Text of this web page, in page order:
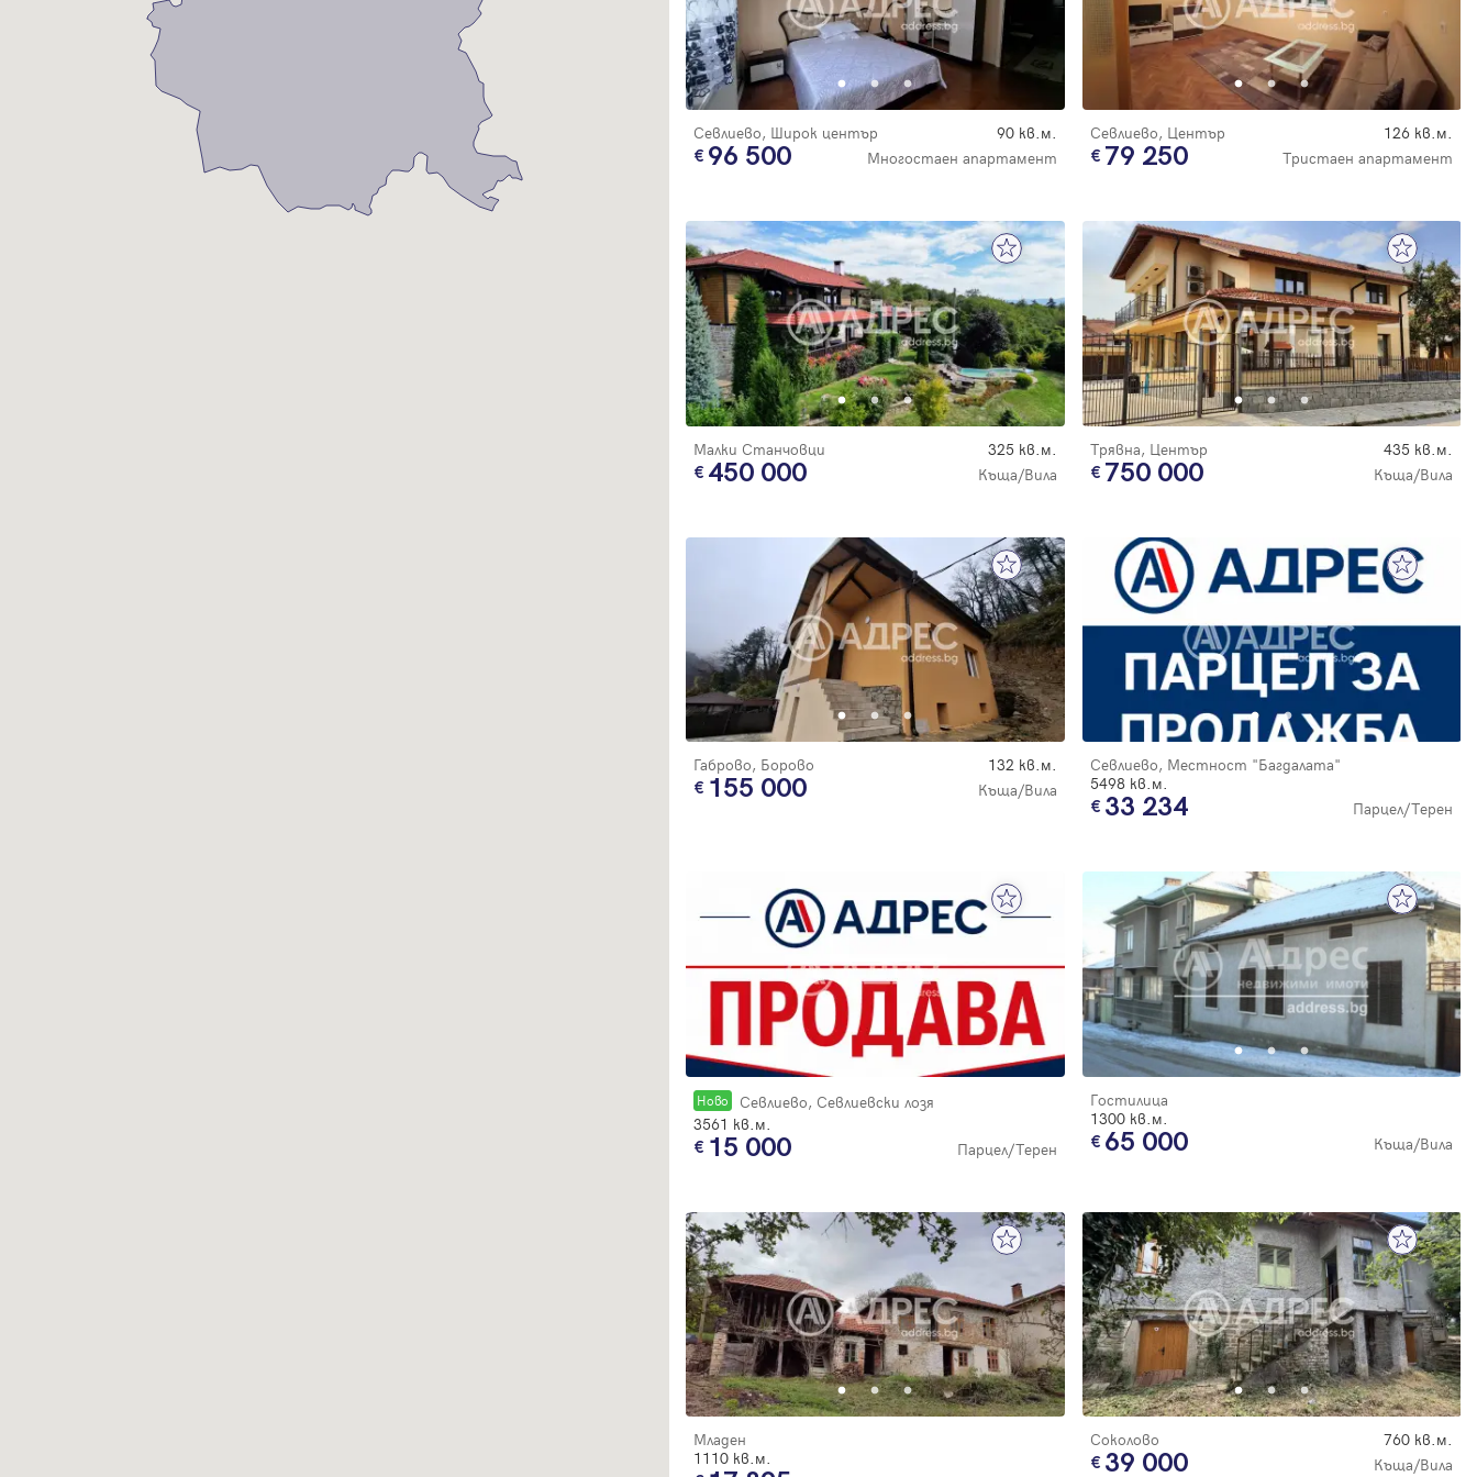
Севлиево, Широк център 90 кв.м.
96 500 Многостаен апартамент
Севлиево, Център 126 кв.м.
79 250 Тристаен апартамент
Малки Станчовци 325 кв.м.
450 000 Къща/Вила
Трявна, Център 435 кв.м.
750 000 Къща/Вила
Габрово, Борово 132 кв.м.
155 000 Къща/Вила
Севлиево, Местност "Багдалата"
5498 кв.м.
33 234 Парцел/Терен
Новo
Севлиево, Севлиевски лозя
3561 кв.м.
15 000 Парцел/Терен
Гостилица
1300 кв.м.
65 000 Къща/Вила
Младен
1110 кв.м.
Соколово 760 кв.м.
39 000 Къща/Вила
Благодарим ви! Очаквайте скоро да се свържем с вас!
Парола
Забравена парола
Регистрация